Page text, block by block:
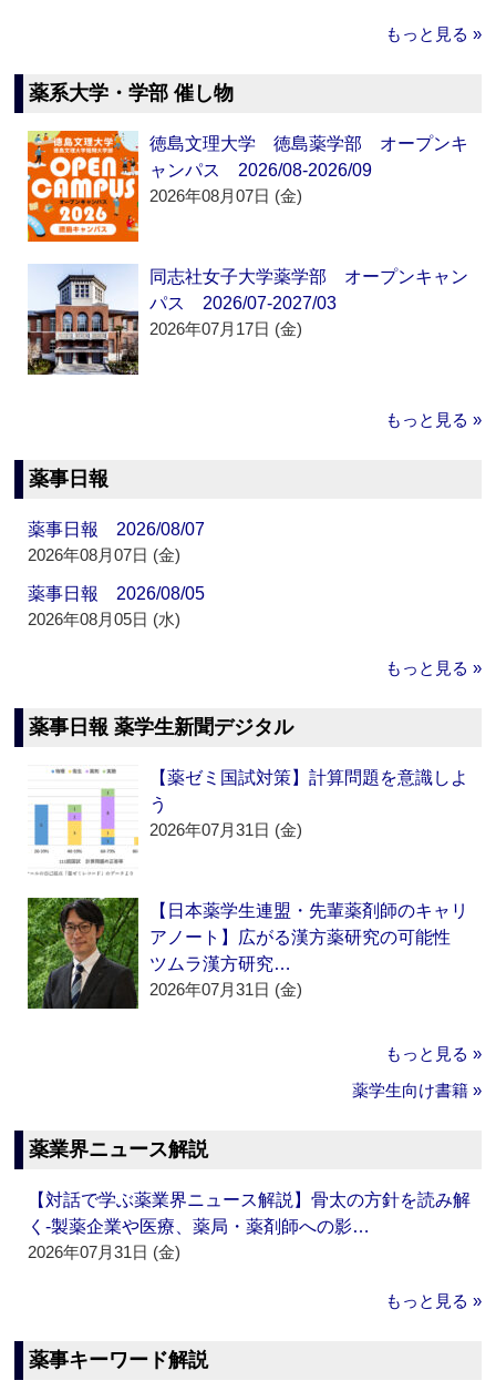
もっと見る »
薬系大学・学部 催し物
徳島文理大学 徳島薬学部 オープンキ
ャンパス 2026/08-2026/09
2026年08月07日 (金)
同志社女子大学薬学部 オープンキャン
パス 2026/07-2027/03
2026年07月17日 (金)
もっと見る »
薬事日報
薬事日報 2026/08/07
2026年08月07日 (金)
薬事日報 2026/08/05
2026年08月05日 (水)
もっと見る »
薬事日報 薬学生新聞デジタル
【薬ゼミ国試対策】計算問題を意識しよ
う
2026年07月31日 (金)
【日本薬学生連盟・先輩薬剤師のキャリ
アノート】広がる漢方薬研究の可能性
ツムラ漢方研究…
2026年07月31日 (金)
もっと見る »
薬学生向け書籍 »
薬業界ニュース解説
【対話で学ぶ薬業界ニュース解説】骨太の方針を読み解
く‐製薬企業や医療、薬局・薬剤師への影…
2026年07月31日 (金)
もっと見る »
薬事キーワード解説